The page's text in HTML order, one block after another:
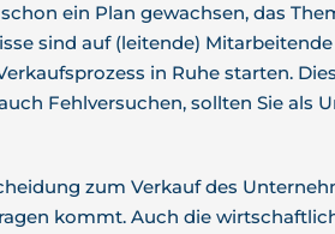
ein Plan gewachsen, das
sind auf (leitende)
in Ruhe starten.
Fehlversuchen, sollten Sie als
zum Verkauf des
kommt. Auch die